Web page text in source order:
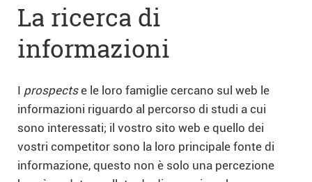
La ricerca di
informazioni
I prospectse le loro famiglie cercano sul web le
informazioni riguardo al percorso di studi a cui
sono interessati; il vostro sito web e quello dei
vostri competitor sono la loro principale fonte di
informazione, questo non è solo una percezione